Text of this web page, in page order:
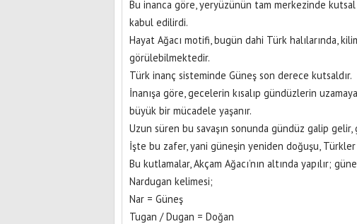
Bu inanca göre, yeryüzünün tam merkezinde kutsal
kabul edilirdi.
Hayat Ağacı motifi, bugün dahi Türk halılarında,
görülebilmektedir.
Türk inanç sisteminde Güneş son derece kutsaldır.
İnanışa göre, gecelerin kısalıp gündüzlerin
büyük bir mücadele yaşanır.
Uzun süren bu savaşın sonunda gündüz galip gelir,
İşte bu zafer, yani güneşin yeniden doğuşu,
Bu kutlamalar, Akçam Ağacı’nın altında yapılır;
Nardugan kelimesi;
Nar = Güneş
Tugan / Dugan = Doğan